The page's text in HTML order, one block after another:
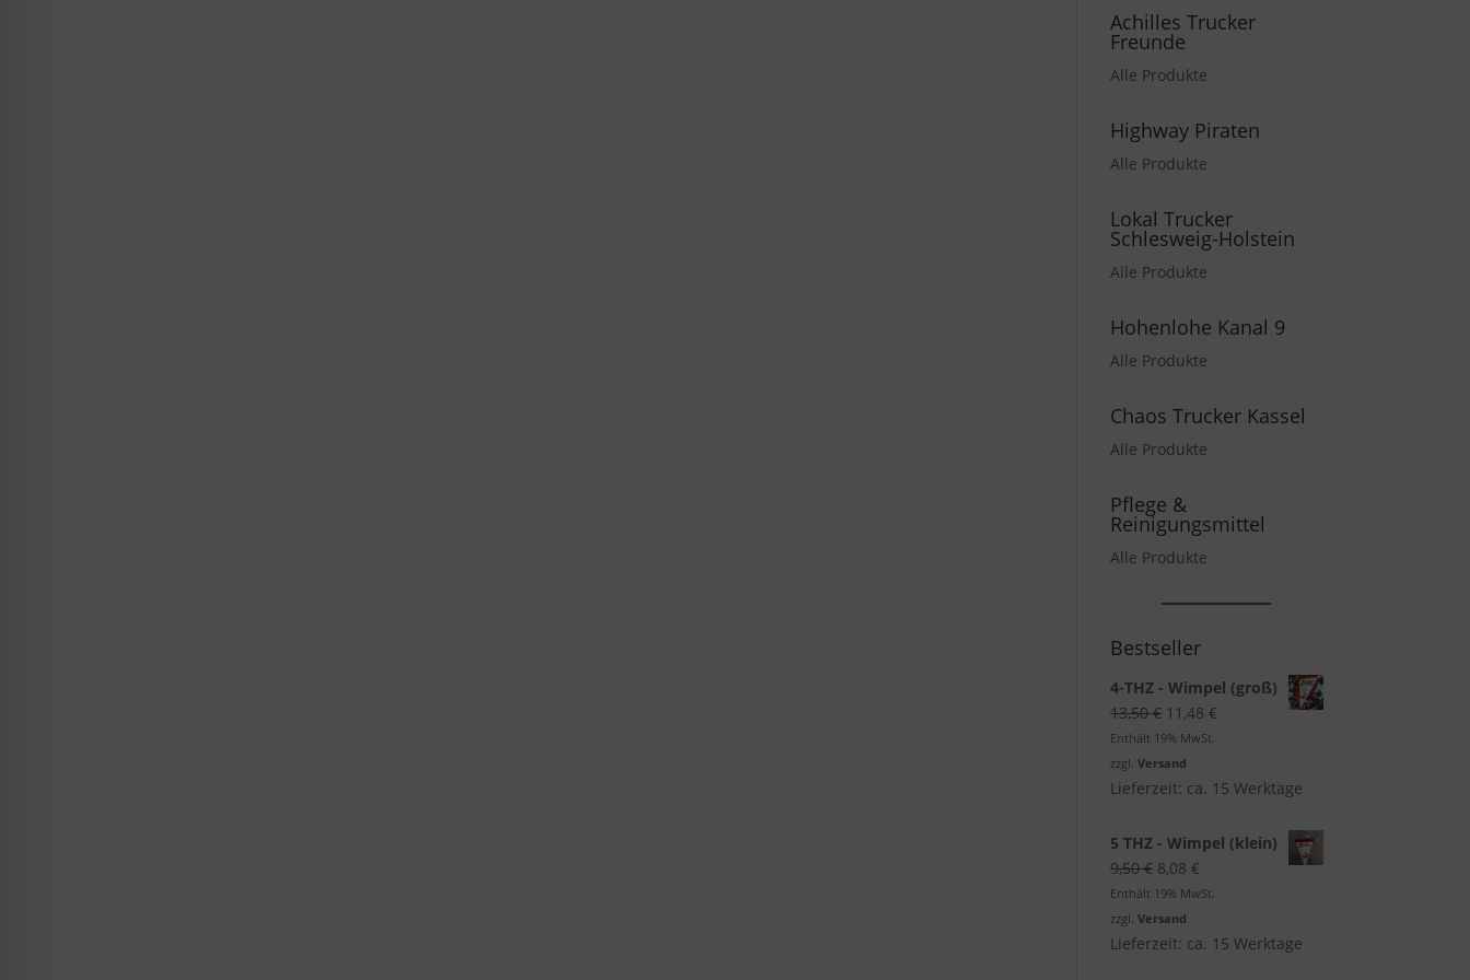
Achilles Trucker
Freunde
Alle Produkte
Highway Piraten
Alle Produkte
Lokal Trucker
Schlesweig-Holstein
Alle Produkte
Hohenlohe Kanal 9
Alle Produkte
Chaos Trucker Kassel
Alle Produkte
Pflege &
Reinigungsmittel
Alle Produkte
Bestseller
4-THZ - Wimpel (groß)
13,50€ Ursprünglicher
Preis
war:
13,50 €
11,48 €
11,48 €.
Enthält 19% MwSt.
zzgl.Versand
Lieferzeit: ca. 15 Werktage
5 THZ - Wimpel (klein)
9,50€ Ursprünglicher
Preis
war:
9,50 €
8,08 €
Preis
8,08 €.
Enthält 19% MwSt.
zzgl.Versand
Lieferzeit: ca. 15 Werktage